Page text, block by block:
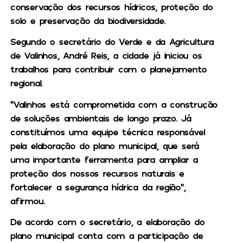
conservação dos recursos hídricos, proteção do
solo e preservação da biodiversidade.
Segundo o secretário do Verde e da Agricultura
de Valinhos, André Reis, a cidade já iniciou os
trabalhos para contribuir com o planejamento
regional.
“Valinhos está comprometida com a construção
de soluções ambientais de longo prazo. Já
constituímos uma equipe técnica responsável
pela elaboração do plano municipal, que será
uma importante ferramenta para ampliar a
proteção dos nossos recursos naturais e
fortalecer a segurança hídrica da região”,
afirmou.
De acordo com o secretário, a elaboração do
plano municipal conta com a participação de